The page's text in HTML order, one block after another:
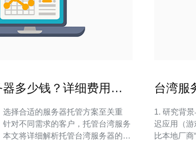
多少钱？详细费用解
择合适的服务器托管方案至关重
对不同需求的客户，托管台湾服务
文将详细解析托管台湾服务器的价
台湾服
1. 研究背
迟应用（
比本地厂商